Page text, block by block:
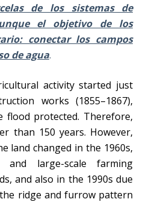
de los sistemas de
el objetivo de los
conectar los campos
de agua.
activity started just
works (1855–1867),
flood protected. Therefore,
than 150 years. However,
land changed in the 1960s,
large-scale farming
and also in the 1990s due
ridge and furrow pattern